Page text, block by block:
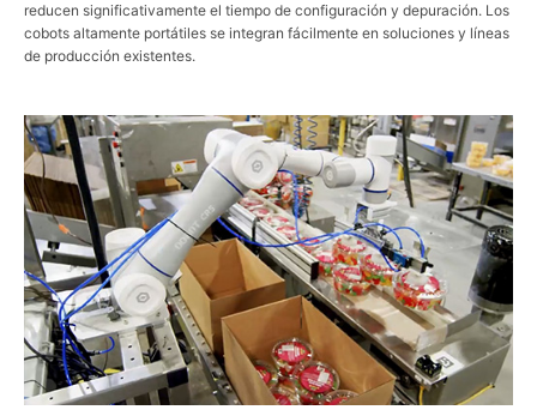
reducen significativamente el tiempo de configuración y depuración. Los
cobots altamente portátiles se integran fácilmente en soluciones y líneas
de producción existentes.